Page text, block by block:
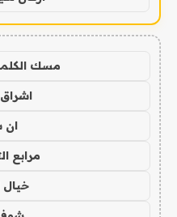
مسك
اشراق
مرابع
خيال